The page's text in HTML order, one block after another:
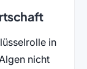
in
nicht